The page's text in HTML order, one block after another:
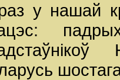
у нашай